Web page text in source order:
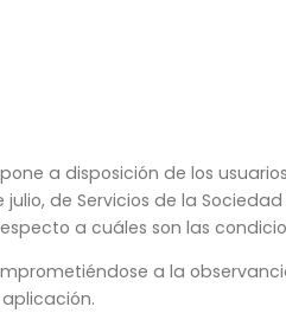
pone a disposición de los
de Servicios de la
a cuáles son las
a la